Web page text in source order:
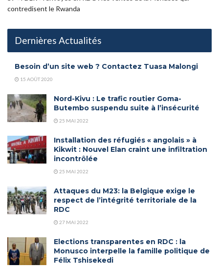
contredisent le Rwanda
Dernières Actualités
Besoin d’un site web ? Contactez Tuasa Malongi
15 AOÛT 2020
Nord-Kivu : Le trafic routier Goma-
Butembo suspendu suite à l’insécurité
25 MAI 2022
Installation des réfugiés « angolais » à
Kikwit : Nouvel Elan craint une infiltration
incontrôlée
25 MAI 2022
Attaques du M23: la Belgique exige le
respect de l’intégrité territoriale de la
RDC
27 MAI 2022
Elections transparentes en RDC : la
Monusco interpelle la famille politique de
Félix Tshisekedi